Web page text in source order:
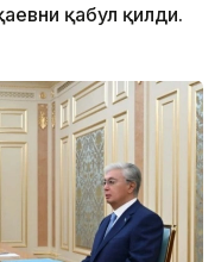
қабул қилди.